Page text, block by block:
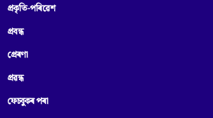
প্ৰকৃতি-পৰিৱেশ
প্ৰবন্ধ
প্ৰেৰণা
প্ৰৱন্ধ
ফেচবুকৰ পৰা